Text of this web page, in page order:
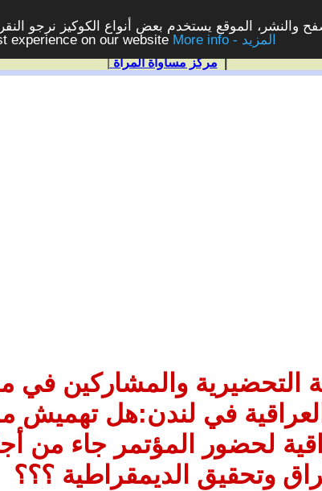
والنشر، الموقع يستخدم بعض أنواع الكوكيز نرجو
experience on our website
More info - المزيد
| مركز مساواة المرأة|
التحضيرية والمشاركين في
العراقية في لندن:هل تهميش
لحضور المؤتمر جاء من
وتحقيق الديمقراطية ؟؟؟